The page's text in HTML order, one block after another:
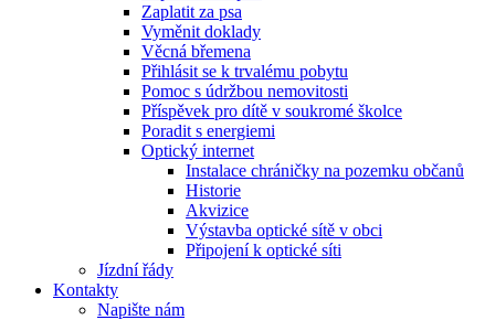
Zaplatit za psa
Vyměnit doklady
Věcná břemena
Přihlásit se k trvalému pobytu
Pomoc s údržbou nemovitosti
Příspěvek pro dítě v soukromé školce
Poradit s energiemi
Optický internet
Instalace chráničky na pozemku občanů
Historie
Akvizice
Výstavba optické sítě v obci
Připojení k optické síti
Jízdní řády
Kontakty
Napište nám